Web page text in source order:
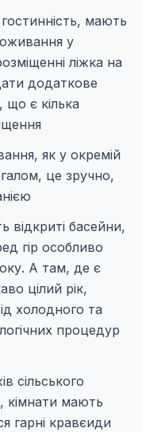
мають
у
ліжка на
додаткове
що є кілька
як у окремій
це зручно,
відкриті басейни,
гір особливо
А там, де є
цілий рік,
холодного та
процедур
сільського
кімнати мають
гарні кравєиди